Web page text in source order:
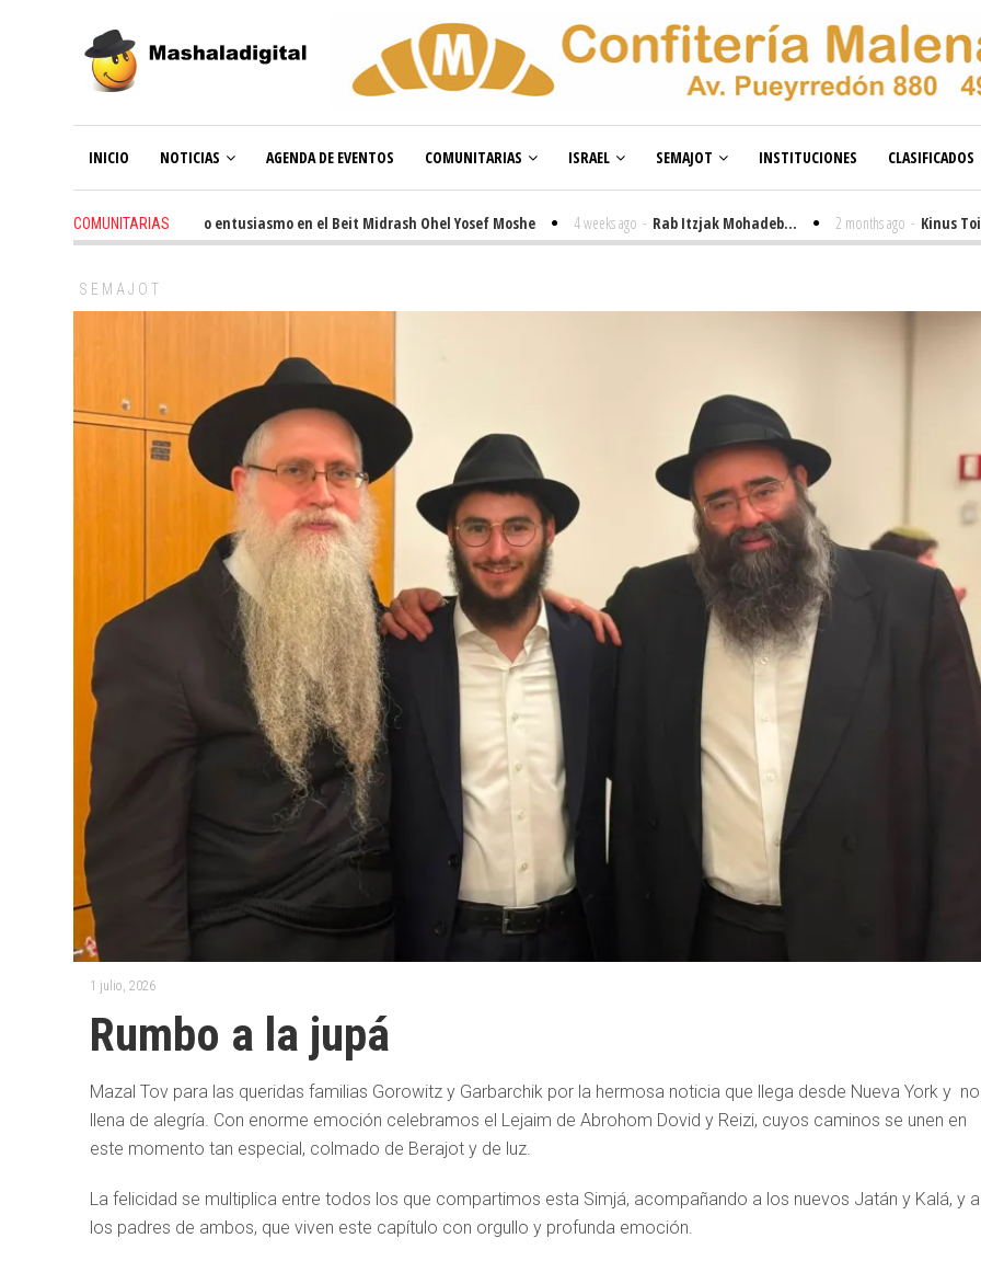
INICIO NOTICIAS AGENDA DE EVENTOS COMUNITARIAS ISRAEL SEMAJOT INSTITUCIONES CLASIFICADOS
COMUNITARIAS
3 weeks ago - Renovado entusiasmo en el Beit Midrash Ohel Yosef Moshe 4 weeks ago - Rab Itzjak Mohadeb... 2 months ago - Kinus Toire en
SEMAJOT
1 julio, 2026
Rumbo a la jupá
Mazal Tov para las queridas familias Gorowitz y Garbarchik por la hermosa noticia que llega desde Nueva York y
llena de alegría. Con enorme emoción celebramos el Lejaim de Abrohom Dovid y Reizi, cuyos caminos se unen en
este momento tan especial, colmado de Berajot y de luz.
La felicidad se multiplica entre todos los que compartimos esta Simjá, acompañando a los nuevos Jatán y Kalá, y a
los padres de ambos, que viven este capítulo con orgullo y profunda emoción.